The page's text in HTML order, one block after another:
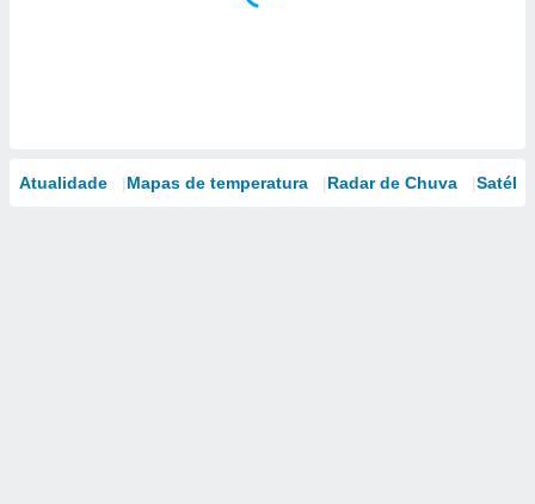
Atualidade Mapas de temperatura Radar de Chuva